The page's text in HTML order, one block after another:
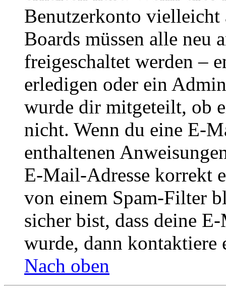
Benutzerkonto
Boards müssen alle neu
freigeschaltet werden –
erledigen oder ein
wurde dir mitgeteilt, ob
nicht. Wenn du eine E-
enthaltenen
E-Mail-Adresse korrekt
von einem Spam-Filter
sicher bist, dass deine
wurde, dann kontaktiere
Nach oben